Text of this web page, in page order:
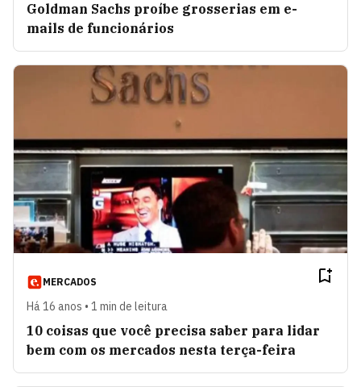
Goldman Sachs proíbe grosserias em e-
mails de funcionários
MERCADOS
Há 16 anos • 1 min de leitura
10 coisas que você precisa saber para lidar
bem com os mercados nesta terça-feira